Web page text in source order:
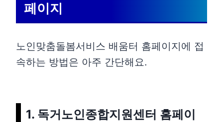
페이지
노인맞춤돌봄서비스 배움터 홈페이지에 접
속하는 방법은 아주 간단해요.
1. 독거노인종합지원센터 홈페이